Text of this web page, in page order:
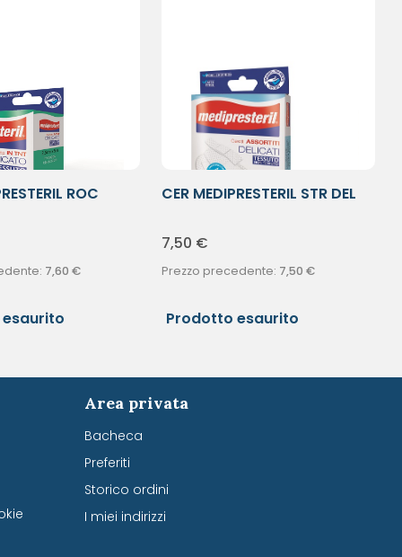
ROC
7,60 €
CER MEDIPRESTERIL STR DEL
7,50 €
Prezzo precedente: 7,50 €
Prodotto esaurito
Area privata
Bacheca
Preferiti
Storico ordini
I miei indirizzi